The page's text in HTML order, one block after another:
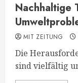
Nachhaltige
MIT ZEITUNG
Die
sind vielfältig